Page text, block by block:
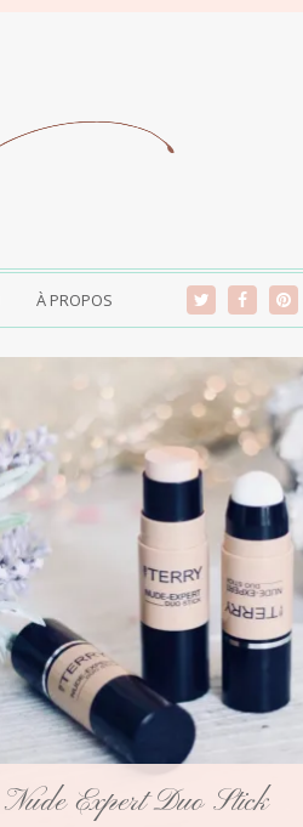
À PROPOS
Nude Expert Duo Stick